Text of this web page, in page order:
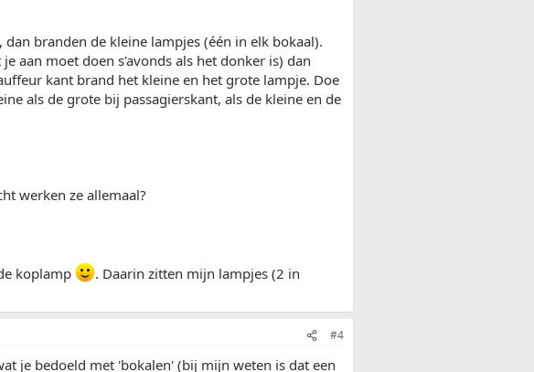
branden de kleine lampjes (één in elk bokaal).
aan moet doen s'avonds als het donker is) dan
kant brand het kleine en het grote lampje. Doe
als de grote bij passagierskant, als de kleine en de
werken ze allemaal?
koplamp
. Daarin zitten mijn lampjes (2 in
#4
je bedoeld met 'bokalen' (bij mijn weten is dat een